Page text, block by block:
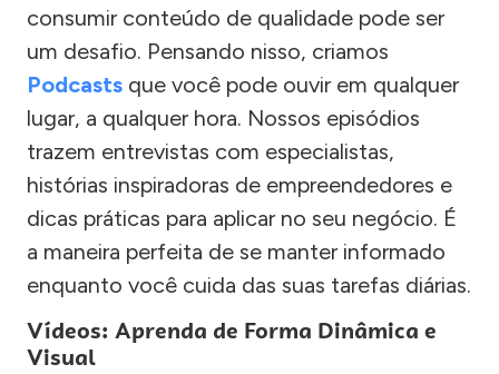
consumir conteúdo de qualidade pode ser
um desafio. Pensando nisso, criamos
Podcasts que você pode ouvir em qualquer
lugar, a qualquer hora. Nossos episódios
trazem entrevistas com especialistas,
histórias inspiradoras de empreendedores e
dicas práticas para aplicar no seu negócio. É
a maneira perfeita de se manter informado
enquanto você cuida das suas tarefas diárias.
Vídeos: Aprenda de Forma Dinâmica e
Visual